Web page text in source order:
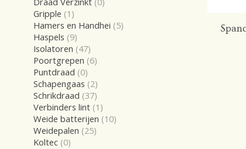
Gripple (1)
Hamers en Handhei (5)
Haspels (9)
Isolatoren (47)
Poortgrepen (6)
Puntdraad (0)
Schapengaas (2)
Schrikdraad (37)
Verbinders lint (1)
Weide batterijen (10)
Weidepalen (25)
Koltec (0)